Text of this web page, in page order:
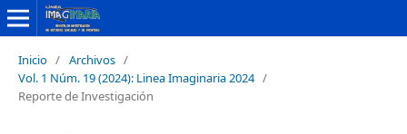
Inicio / Archivos /
Vol. 1 Núm. 19 (2024): Linea Imaginaria 2024 /
Reporte de Investigación